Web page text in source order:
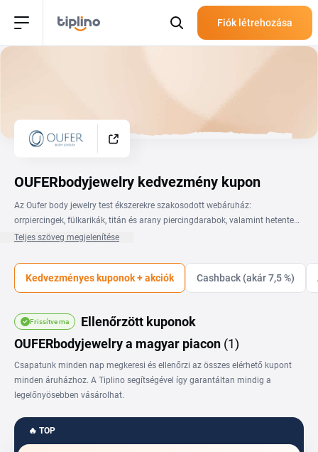
Fiók létrehozása
OUFERbodyjewelry kedvezmény kupon
Az Oufer body jewelry test ékszerekre szakosodott webáruház:
orrpiercingek, fülkarikák, titán és arany piercingdarabok, valamint hetente
érkező új stílusok. A kínálatban a hétköznapi viseletre szánt apró stiftektől
ékszert keresel, az Oufer kuponkód segítségével kedvezményesebben
rendelheted meg a kiszemelt darabokat. Az Oufer implant-grade titán és
arany ötvözetből készült ékszerekkel dolgozik, ezek az anyagok
kollekcióban helix-, tragus-, orrkarika- és egyéb testékszer-típusok is helyet
kapnak, hetente érkező új stílusokkal. Egy aktuális Oufer kupon beírásával a
is elérhetőbbé válnak.
Teljes szöveg megjelenítése
Kedvezményes kuponok + akciók Cashback (akár 7,5 %)
Frissítve ma
Ellenőrzött kuponok
OUFERbodyjewelry a magyar piacon (1)
Csapatunk minden nap megkeresi és ellenőrzi az összes elérhető kupont
minden áruházhoz. A Tiplino segítségével így garantáltan mindig a
legelőnyösebben vásárolhat.
🔥 TOP